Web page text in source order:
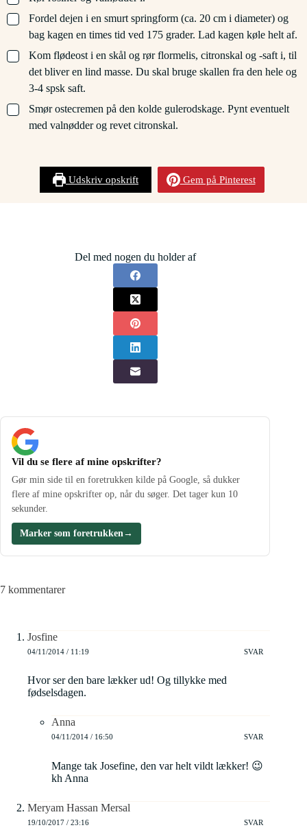
▢
Fordel dejen i en smurt springform (ca. 20 cm i diameter) og
bag kagen en times tid ved 175 grader. Lad kagen køle helt af.
▢
Kom flødeost i en skål og rør flormelis, citronskal og -saft i, til
det bliver en lind masse. Du skal bruge skallen fra den hele og
3-4 spsk saft.
▢
Smør ostecremen på den kolde gulerodskage. Pynt eventuelt
med valnødder og revet citronskal.
Udskriv opskrift Gem på Pinterest
Del med nogen du holder af
Vil du se flere af mine opskrifter?
Gør min side til en foretrukken kilde på Google, så dukker
flere af mine opskrifter op, når du søger. Det tager kun 10
sekunder.
Marker som foretrukken →
7 kommentarer
Josfine
04/11/2014 / 11:19 SVAR
Hvor ser den bare lækker ud! Og tillykke med
fødselsdagen.
Anna
04/11/2014 / 16:50 SVAR
Mange tak Josefine, den var helt vildt lækker! 😉
kh Anna
Meryam Hassan Mersal
19/10/2017 / 23:16 SVAR